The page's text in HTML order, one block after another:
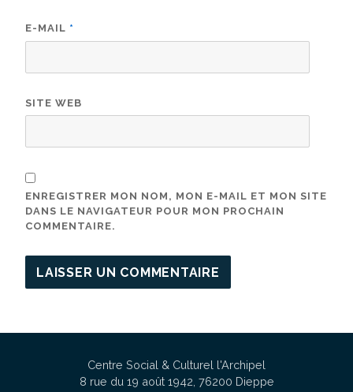
E-MAIL *
SITE WEB
ENREGISTRER MON NOM, MON E-MAIL ET MON SITE
DANS LE NAVIGATEUR POUR MON PROCHAIN
COMMENTAIRE.
Centre Social & Culturel l'Archipel
8 rue du 19 août 1942, 76200 Dieppe